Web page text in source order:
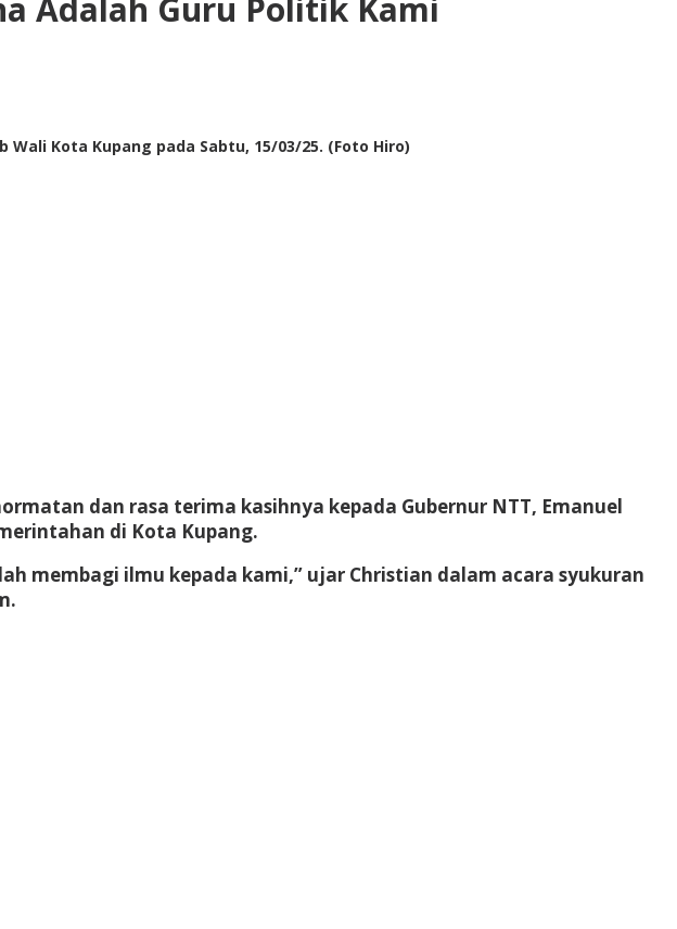
Adalah Guru Politik Kami
Kota Kupang pada Sabtu, 15/03/25. (Foto Hiro)
dan rasa terima kasihnya kepada Gubernur NTT, Emanuel
di Kota Kupang.
membagi ilmu kepada kami,” ujar Christian dalam acara syukuran